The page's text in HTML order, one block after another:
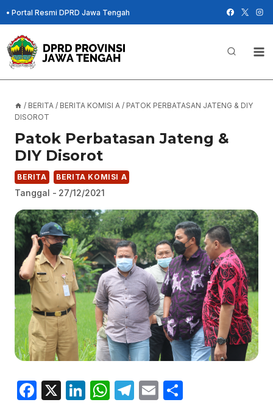
Skip
to
content
• Portal Resmi DPRD Jawa Tengah
/ BERITA / BERITA KOMISI A / PATOK PERBATASAN JATENG & DIY
DISOROT
Patok Perbatasan Jateng &
DIY Disorot
BERITA BERITA KOMISI A
Tanggal - 27/12/2021
F
X
Li W T
E